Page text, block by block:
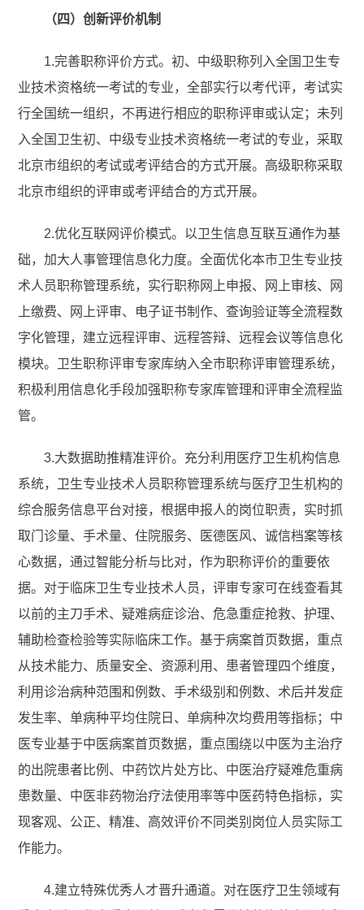
（四）创新评价机制
1.完善职称评价方式。初、中级职称列入全国卫生专
业技术资格统一考试的专业，全部实行以考代评，考试实
行全国统一组织，不再进行相应的职称评审或认定；未列
入全国卫生初、中级专业技术资格统一考试的专业，采取
北京市组织的考试或考评结合的方式开展。高级职称采取
北京市组织的评审或考评结合的方式开展。
2.优化互联网评价模式。以卫生信息互联互通作为基
础，加大人事管理信息化力度。全面优化本市卫生专业技
术人员职称管理系统，实行职称网上申报、网上审核、网
上缴费、网上评审、电子证书制作、查询验证等全流程数
字化管理，建立远程评审、远程答辩、远程会议等信息化
模块。卫生职称评审专家库纳入全市职称评审管理系统，
积极利用信息化手段加强职称专家库管理和评审全流程监
管。
3.大数据助推精准评价。充分利用医疗卫生机构信息
系统，卫生专业技术人员职称管理系统与医疗卫生机构的
综合服务信息平台对接，根据申报人的岗位职责，实时抓
取门诊量、手术量、住院服务、医德医风、诚信档案等核
心数据，通过智能分析与比对，作为职称评价的重要依
据。对于临床卫生专业技术人员，评审专家可在线查看其
以前的主刀手术、疑难病症诊治、危急重症抢救、护理、
辅助检查检验等实际临床工作。基于病案首页数据，重点
从技术能力、质量安全、资源利用、患者管理四个维度，
利用诊治病种范围和例数、手术级别和例数、术后并发症
发生率、单病种平均住院日、单病种次均费用等指标；中
医专业基于中医病案首页数据，重点围绕以中医为主治疗
的出院患者比例、中药饮片处方比、中医治疗疑难危重病
患数量、中医非药物治疗法使用率等中医药特色指标，实
现客观、公正、精准、高效评价不同类别岗位人员实际工
作能力。
4.建立特殊优秀人才晋升通道。对在医疗卫生领域有